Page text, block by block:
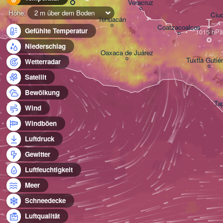
Höhe:
2 m über dem Boden
Gefühlte Temperatur
Niederschlag
Wetterradar
Satellit
Bewölkung
Wind
Windböen
Luftdruck
Gewitter
Luftfeuchtigkeit
Meer
Schneedecke
Luftqualität
Acapulco Tuxtla
Coatzacoalcos
Oaxaca de Juárez
Tehuacán
Veracruz
T